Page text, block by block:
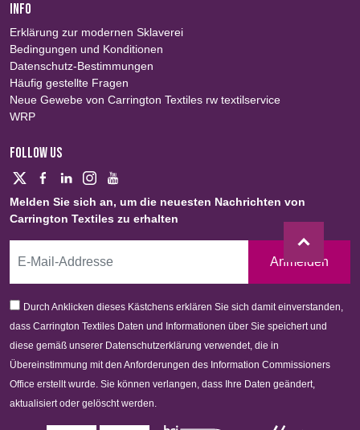
INFO
Erklärung zur modernen Sklaverei
Bedingungen und Konditionen
Datenschutz-Bestimmungen
Häufig gestellte Fragen
Neue Gewebe von Carrington Textiles rw textilservice
WRP
FOLLOW US
Melden Sie sich an, um die neuesten Nachrichten von
Carrington Textiles zu erhalten
Anmelden
Durch Anklicken dieses Kästchens erklären Sie sich damit einverstanden,
dass Carrington Textiles Daten und Informationen über Sie speichert und
diese gemäß unserer Datenschutzerklärung verwendet, die in
Übereinstimmung mit den Anforderungen des Information Commissioners
Office erstellt wurde. Sie können verlangen, dass Ihre Daten geändert,
aktualisiert oder gelöscht werden.